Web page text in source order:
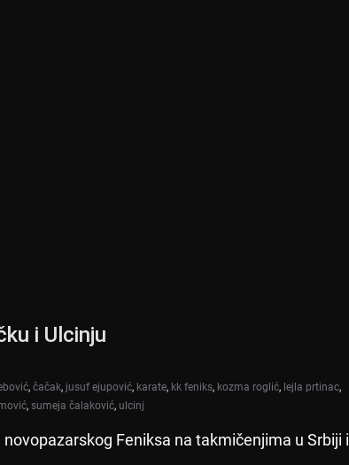
i Ulcinju
, čačak, jusuf ejupović, karate, kk feniks, kozma roglić, lejla prtinac,
, sumeja čalaković, ulcinj
Feniksa na takmičenjima u Srbiji i